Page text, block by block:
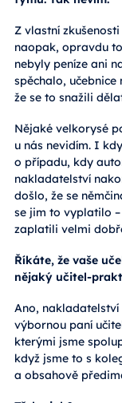
Z vlastní
naopak, opravdu
nebyly peníze ani
spěchalo,
že se to snažili
Nějaké velkorysé
u nás nevidím. I
o případu, kdy
nakladatelství
došlo, že se
se jim to vyplatilo
zaplatili velmi
Říkáte, že vaše
nějaký učitel-
Ano,
výbornou paní
kterými jsme
když jsme to s
a obsahově